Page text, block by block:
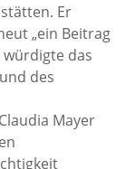
Er
„ein Beitrag
würdigte das
des
Mayer